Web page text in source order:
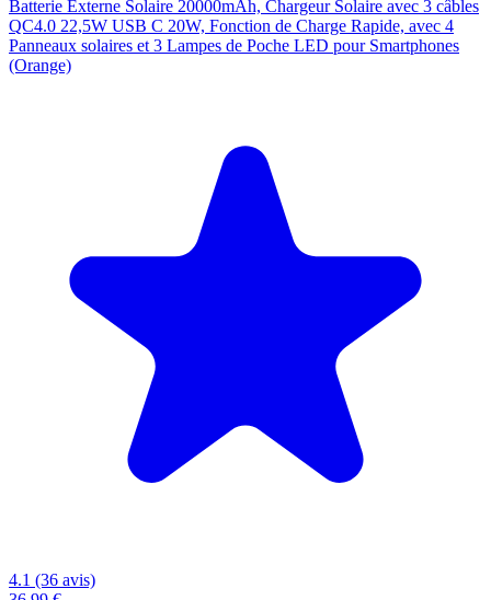
Batterie Externe Solaire 20000mAh, Chargeur Solaire avec 3 câbles
QC4.0 22,5W USB C 20W, Fonction de Charge Rapide, avec 4
Panneaux solaires et 3 Lampes de Poche LED pour Smartphones
(Orange)
4.1 (36 avis)